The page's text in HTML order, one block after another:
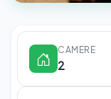
CAMERE
2